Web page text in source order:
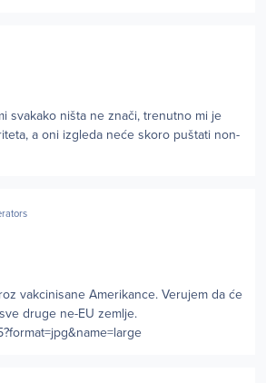
svakako ništa ne znači, trenutno mi je
a oni izgleda neće skoro puštati non-
vakcinisane Amerikance. Verujem da će
druge ne-EU zemlje.